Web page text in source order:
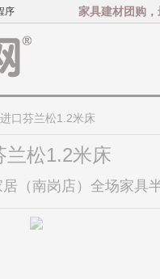
序 家具建材团购
口芬兰松1.2米床
兰松1.2米床
居（南岗店）全场家